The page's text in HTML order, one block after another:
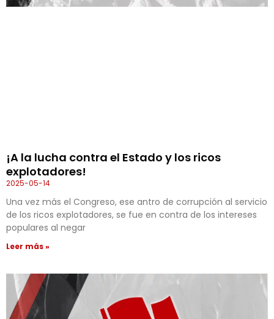
¡A la lucha contra el Estado y los ricos
explotadores!
2025-05-14
Una vez más el Congreso, ese antro de corrupción al servicio
de los ricos explotadores, se fue en contra de los intereses
populares al negar
Leer más »